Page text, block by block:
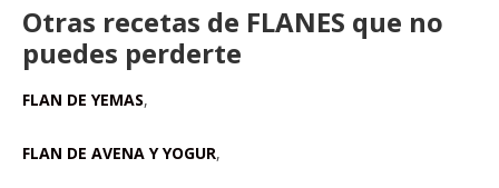
Otras recetas de FLANES que no
puedes perderte
FLAN DE YEMAS,
FLAN DE AVENA Y YOGUR,